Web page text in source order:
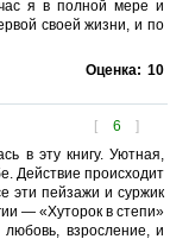
я в полной мере и
своей жизни, и по
Оценка: 10
[ 6 ]
в эту книгу. Уютная,
Действие происходит
эти пейзажи и суржик
— «Хуторок в степи»
взросление, и